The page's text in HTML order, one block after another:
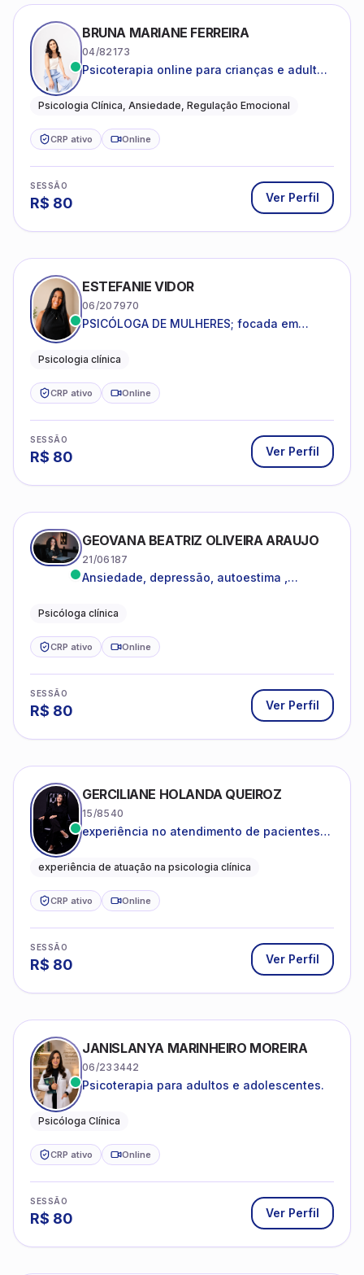
BRUNA MARIANE FERREIRA
04/82173
Psicoterapia online para crianças e adultos
reduzir a ansiedade e construir uma vida
Psicologia Clínica, Ansiedade, Regulação Emocional
CRP ativo Online
SESSÃO
R$ 80 Ver Perfil
ESTEFANIE VIDOR
06/207970
PSICÓLOGA DE MULHERES; focada em
dentro da sua realidade.
Psicologia clínica
CRP ativo Online
SESSÃO
R$ 80 Ver Perfil
GEOVANA BEATRIZ OLIVEIRA ARAUJO
21/06187
Ansiedade, depressão, autoestima ,
Psicóloga clínica
CRP ativo Online
SESSÃO
R$ 80 Ver Perfil
GERCILIANE HOLANDA QUEIROZ
15/8540
experiência no atendimento de pacientes
catastróficos e comportamentos
experiência de atuação na psicologia clínica
CRP ativo Online
SESSÃO
R$ 80 Ver Perfil
JANISLANYA MARINHEIRO MOREIRA
06/233442
Psicoterapia para adultos e adolescentes.
Psicóloga Clínica
CRP ativo Online
SESSÃO
R$ 80 Ver Perfil